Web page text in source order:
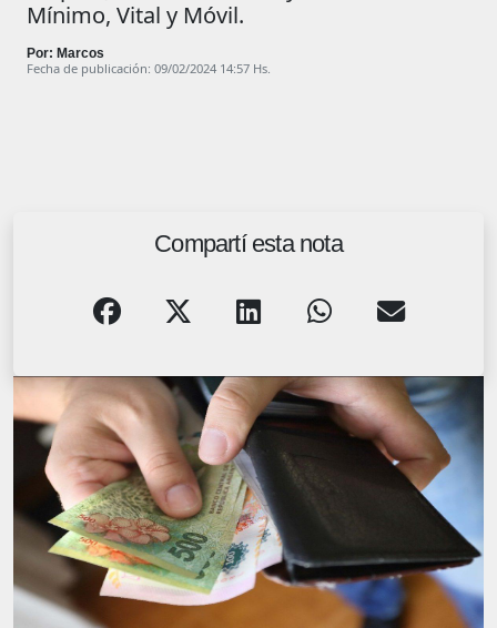
Mínimo, Vital y Móvil.
Por: Marcos
Fecha de publicación: 09/02/2024 14:57 Hs.
Compartí esta nota